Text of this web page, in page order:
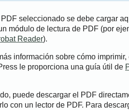
seleccionado se debe cargar
módulo de lectura de PDF (por
Reader).
información sobre cómo
le proporciona una guía útil de
puede descargar el PDF
con un lector de PDF. Para